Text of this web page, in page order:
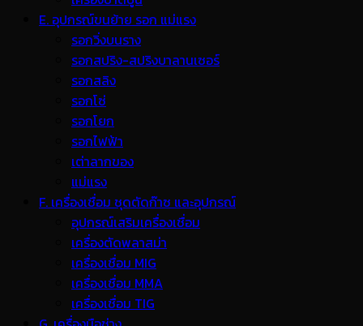
E. อุปกรณ์ขนย้าย รอก แม่แรง
รอกวิ่งบนราง
รอกสปริง-สปริงบาลานเซอร์
รอกสลิง
รอกโซ่
รอกโยก
รอกไฟฟ้า
เต่าลากของ
แม่แรง
F. เครื่องเชื่อม ชุดตัดก๊าซ และอุปกรณ์
อุปกรณ์เสริมเครื่องเชื่อม
เครื่องตัดพลาสม่า
เครื่องเชื่อม MIG
เครื่องเชื่อม MMA
เครื่องเชื่อม TIG